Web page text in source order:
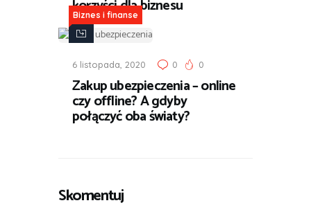
korzyści dla biznesu
Biznes i finanse
6 listopada, 2020 0 0
Zakup ubezpieczenia – online
czy offline? A gdyby
połączyć oba światy?
Skomentuj